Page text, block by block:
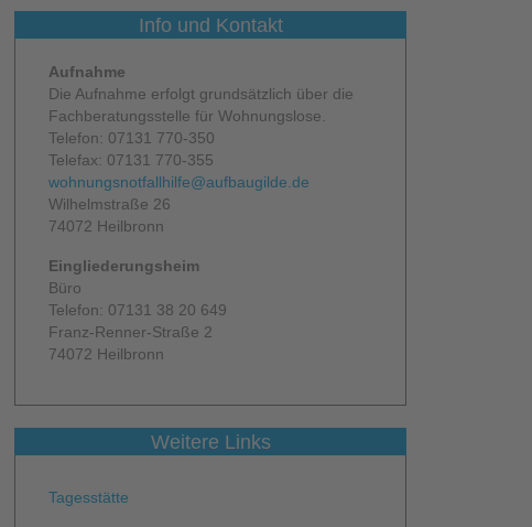
Info und Kontakt
Aufnahme
Die Aufnahme erfolgt grundsätzlich über die
Fachberatungsstelle für Wohnungslose.
Telefon: 07131 770-350
Telefax: 07131 770-355
wohnungsnotfallhilfe@aufbaugilde.de
Wilhelmstraße 26
74072 Heilbronn
Eingliederungsheim
Büro
Telefon: 07131 38 20 649
Franz-Renner-Straße 2
74072 Heilbronn
Weitere Links
Tagesstätte